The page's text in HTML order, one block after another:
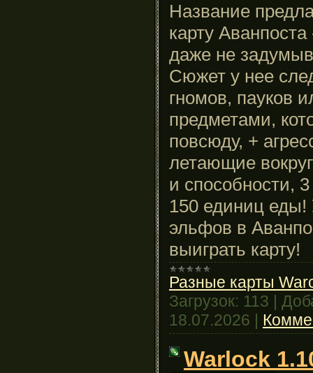
Название
карту
даже не
Сюжет у нее
гномов, пауков
предметами,
повсюду, +
летающие вокруг
и способности, 3
150 единиц еды!
эльфов в
выиграть карту!
Разные карты
Загрузок: 113
18.07.2026
Warlock